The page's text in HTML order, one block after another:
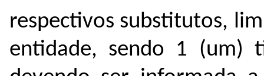
respectivos substitutos,
entidade, sendo 1 (um)